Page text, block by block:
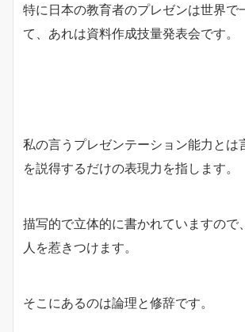
特に日本の教育者のプレゼンは世界で
て、あれは資料作成技量発表会です。
私の言うプレゼンテーション能力とは
を説得するだけの表現力を指します。
描写的で立体的に書かれていますので
人を惹きつけます。
そこにあるのは論理と修辞です。